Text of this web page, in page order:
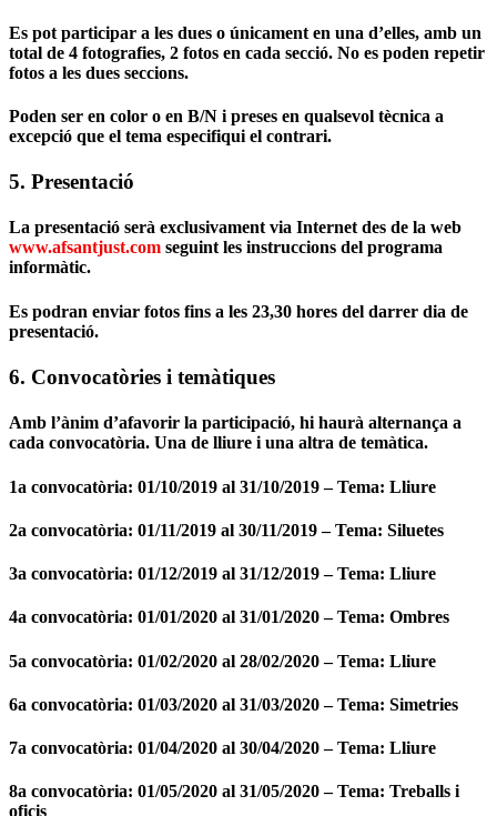
Es pot participar a les dues o únicament en una d’elles, amb un
total de 4 fotografies, 2 fotos en cada secció. No es poden repetir
fotos a les dues seccions.
Poden ser en color o en B/N i preses en qualsevol tècnica a
excepció que el tema especifiqui el contrari.
5. Presentació
La presentació serà exclusivament via Internet des de la web
www.afsantjust.com seguint les instruccions del programa
informàtic.
Es podran enviar fotos fins a les 23,30 hores del darrer dia de
presentació.
6. Convocatòries i temàtiques
Amb l’ànim d’afavorir la participació, hi haurà alternança a
cada convocatòria. Una de lliure i una altra de temàtica.
1a convocatòria: 01/10/2019 al 31/10/2019 – Tema: Lliure
2a convocatòria: 01/11/2019 al 30/11/2019 – Tema: Siluetes
3a convocatòria: 01/12/2019 al 31/12/2019 – Tema: Lliure
4a convocatòria: 01/01/2020 al 31/01/2020 – Tema: Ombres
5a convocatòria: 01/02/2020 al 28/02/2020 – Tema: Lliure
6a convocatòria: 01/03/2020 al 31/03/2020 – Tema: Simetries
7a convocatòria: 01/04/2020 al 30/04/2020 – Tema: Lliure
8a convocatòria: 01/05/2020 al 31/05/2020 – Tema: Treballs i
oficis